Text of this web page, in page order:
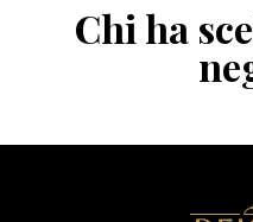
Chi ha